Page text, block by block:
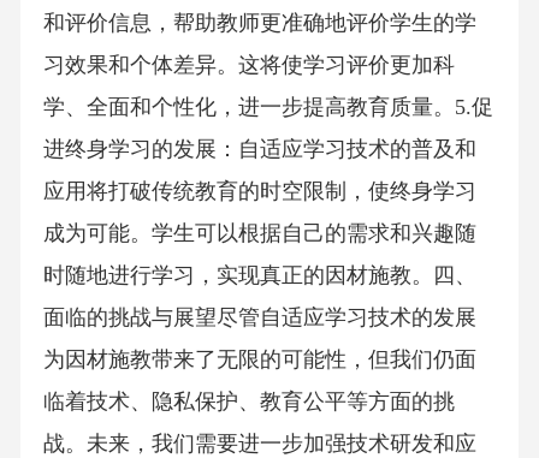
和评价信息，帮助教师更准确地评价学生的学
习效果和个体差异。这将使学习评价更加科
学、全面和个性化，进一步提高教育质量。5.促
进终身学习的发展：自适应学习技术的普及和
应用将打破传统教育的时空限制，使终身学习
成为可能。学生可以根据自己的需求和兴趣随
时随地进行学习，实现真正的因材施教。四、
面临的挑战与展望尽管自适应学习技术的发展
为因材施教带来了无限的可能性，但我们仍面
临着技术、隐私保护、教育公平等方面的挑
战。未来，我们需要进一步加强技术研发和应